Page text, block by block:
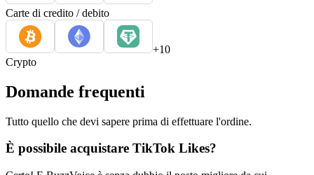
Carte di credito / debito
+10
Crypto
Domande frequenti
Tutto quello che devi sapere prima di effettuare l'ordine.
È possibile acquistare TikTok Likes?